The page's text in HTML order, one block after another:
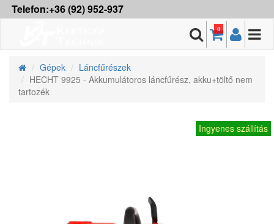
Telefon:+36 (92) 952-937
0
Gépek
Láncfűrészek
HECHT 9925 - Akkumulátoros láncfűrész, akku+töltő nem
tartozék
Ingyenes szállítás